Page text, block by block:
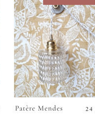
Patère Mendes 24